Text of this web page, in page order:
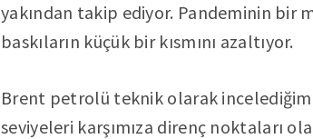
yakından takip ediyor. Pandeminin bir
baskıların küçük bir kısmını azaltıyor.
Brent petrolü teknik olarak
seviyeleri karşımıza direnç noktaları